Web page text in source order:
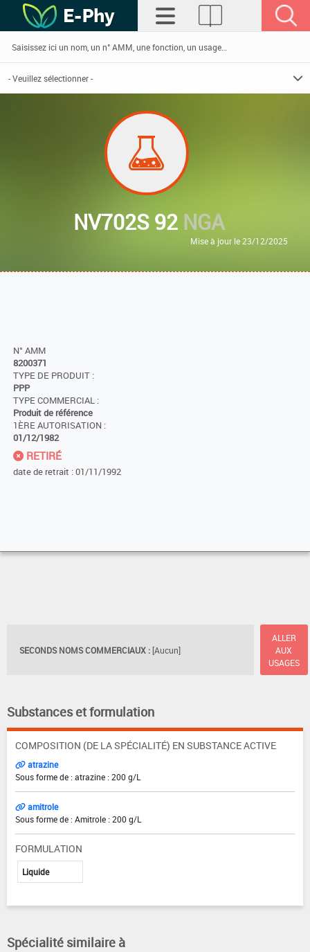
NV702S 92 NGA
Mise à jour le 23/12/2025
N° AMM
8200371
TYPE DE PRODUIT :
PPP
TYPE COMMERCIAL :
Produit de référence
1ÈRE AUTORISATION :
01/12/1982
RETIRÉ
date de retrait : 01/11/1992
SECONDS NOMS COMMERCIAUX : [Aucun]
ALLER
AUX
USAGES
Substances et formulation
COMPOSITION (DE LA SPÉCIALITÉ) EN SUBSTANCE ACTIVE
atrazine
Sous forme de : atrazine : 200 g/L
amitrole
Sous forme de : Amitrole : 200 g/L
FORMULATION
Liquide
Spécialité similaire à